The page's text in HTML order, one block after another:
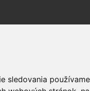
sledovania